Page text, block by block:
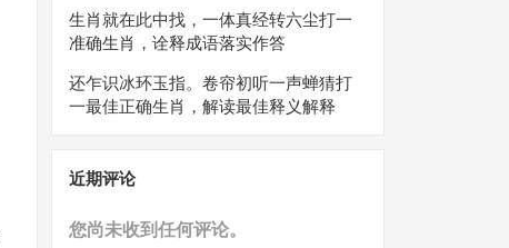
生肖就在此中找，一体真经转六尘打一
准确生肖，诠释成语落实作答
还乍识冰环玉指。卷帘初听一声蝉猜打
一最佳正确生肖，解读最佳释义解释
近期评论
您尚未收到任何评论。